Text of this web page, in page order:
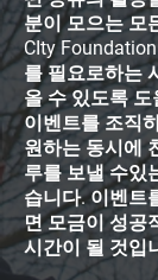
분이 모으는 모
CIty
를 필요로하는
올 수 있도록 도
이벤트를 조직
원하는 동시에
루를 보낼 수있
습니다. 이벤트
면 모금이 성공
시간이 될 것입